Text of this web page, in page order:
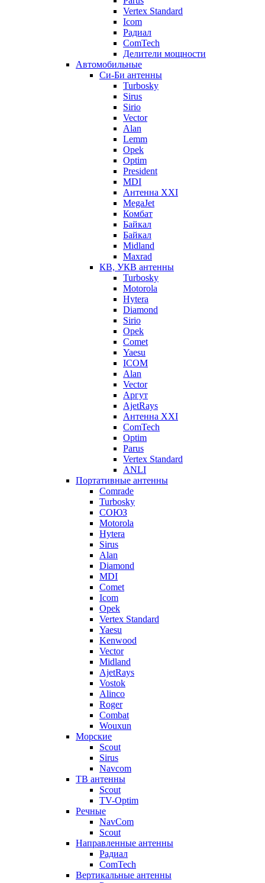
Vertex Standard
Icom
Радиал
ComTech
Делители мощности
Автомобильные
Си-Би антенны
Turbosky
Sirus
Sirio
Vector
Alan
Lemm
Opek
Optim
President
MDI
Антенна XXI
MegaJet
Комбат
Байкал
Байкал
Midland
Maxrad
КВ, УКВ антенны
Turbosky
Motorola
Hytera
Diamond
Sirio
Opek
Comet
Yaesu
ICOM
Alan
Vector
Аргут
AjetRays
Антенна XXI
ComTech
Optim
Parus
Vertex Standard
ANLI
Портативные антенны
Comrade
Turbosky
СОЮЗ
Motorola
Hytera
Sirus
Alan
Diamond
MDI
Comet
Icom
Opek
Vertex Standard
Yaesu
Kenwood
Vector
Midland
AjetRays
Vostok
Alinco
Roger
Combat
Wouxun
Морские
Scout
Sirus
Navcom
ТВ антенны
Scout
TV-Optim
Речные
NavCom
Scout
Направленные антенны
Радиал
ComTech
Вертикальные антенны